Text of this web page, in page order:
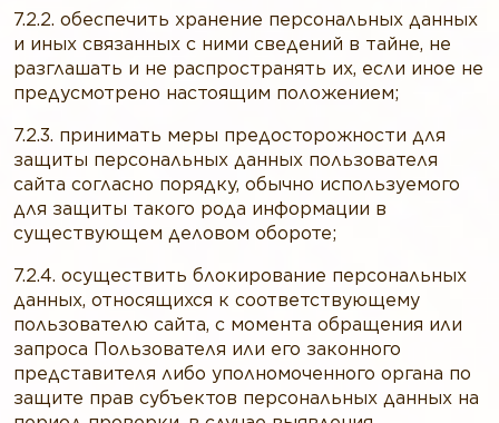
7.2.2. обеспечить хранение персональных данных
и иных связанных с ними сведений в тайне, не
разглашать и не распространять их, если иное не
предусмотрено настоящим положением;
7.2.3. принимать меры предосторожности для
защиты персональных данных пользователя
сайта согласно порядку, обычно используемого
для защиты такого рода информации в
существующем деловом обороте;
7.2.4. осуществить блокирование персональных
данных, относящихся к соответствующему
пользователю сайта, с момента обращения или
запроса Пользователя или его законного
представителя либо уполномоченного органа по
защите прав субъектов персональных данных на